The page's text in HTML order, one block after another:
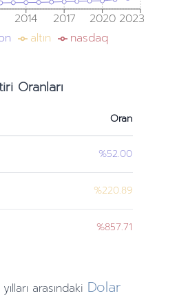
2014 2017 2020 2023
altın nasdaq
Oranları
Oran
%52.00
%220.89
%857.71
yılları arasındaki Dolar